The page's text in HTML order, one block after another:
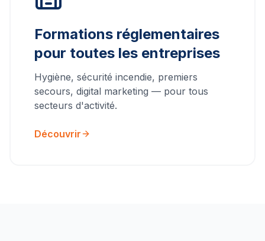
Formations réglementaires
pour toutes les entreprises
Hygiène, sécurité incendie, premiers
secours, digital marketing — pour tous
secteurs d'activité.
Découvrir